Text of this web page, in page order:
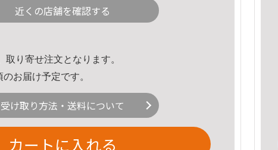
近くの店舗を確認する
取り寄せ注文となります。
お届け予定です。
受け取り方法・送料について
カートに入れる